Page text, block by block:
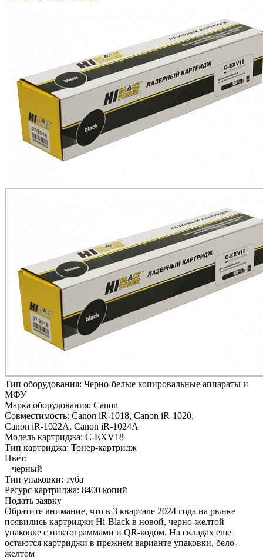
Тип оборудования: Черно-белые копировальные аппараты и
МФУ
Марка оборудования: Canon
Совместимость: Canon iR-1018, Canon iR-1020,
Canon iR-1022A, Canon iR-1024A
Модель картриджа: C-EXV18
Тип картриджа: Тонер-картридж
Цвет:
черный
Тип упаковки: туба
Ресурс картриджа: 8400 копий
Подать заявку
Обратите внимание, что в 3 квартале 2024 года на рынке
появились картриджи Hi-Black в новой, черно-желтой
упаковке с пиктограммами и QR-кодом. На складах еще
остаются картриджи в прежнем варианте упаковки, бело-
желтом